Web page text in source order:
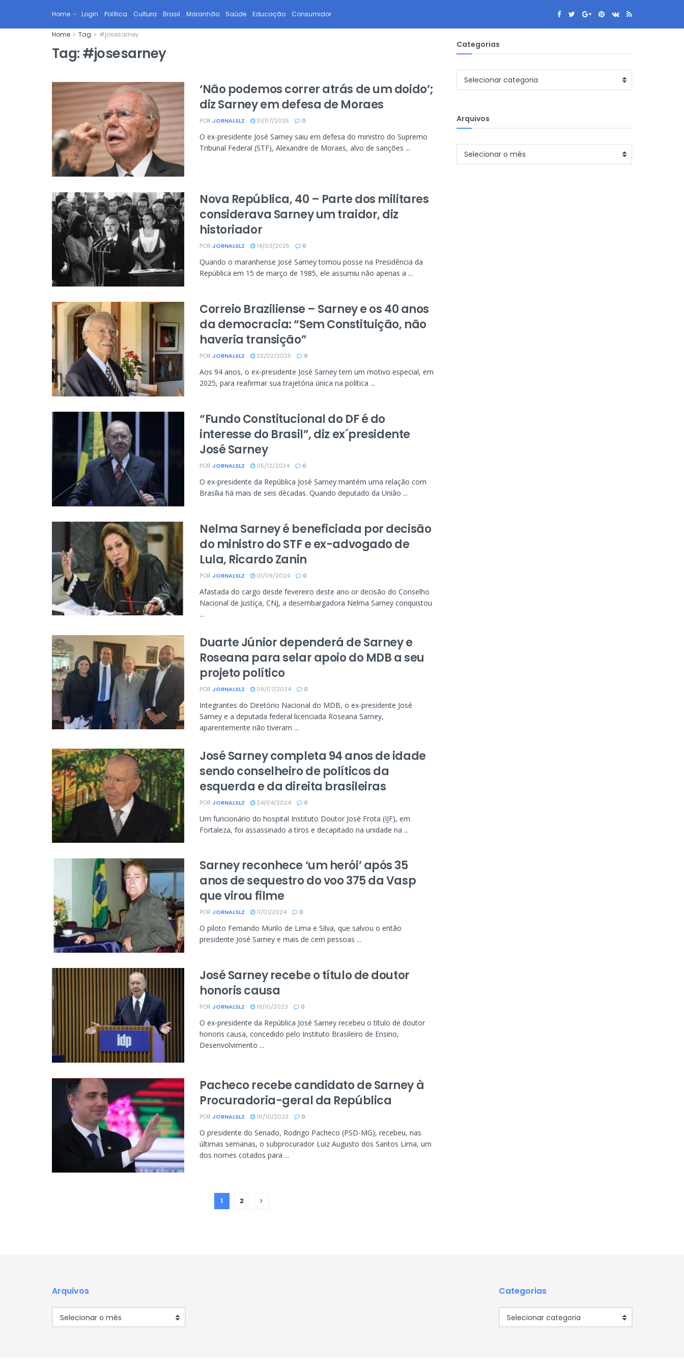
Home Login Política Cultura Brasil Maranhão Saúde Educação Consumidor
Home Tag #josesarney
Tag:#josesarney
‘Não podemos correr atrás de um doido’;
diz Sarney em defesa de Moraes
POR JORNALSLZ 31/07/2025 0
O ex-presidente José Sarney saiu em defesa do ministro do Supremo
Tribunal Federal (STF), Alexandre de Moraes, alvo de sanções ...
Nova República, 40 – Parte dos militares
considerava Sarney um traidor, diz
historiador
POR JORNALSLZ 14/03/2025 0
Quando o maranhense José Sarney tomou posse na Presidência da
República em 15 de março de 1985, ele assumiu não apenas a ...
Correio Braziliense – Sarney e os 40 anos
da democracia: “Sem Constituição, não
haveria transição”
POR JORNALSLZ 23/02/2025 0
Aos 94 anos, o ex-presidente José Sarney tem um motivo especial, em
2025, para reafirmar sua trajetória única na política ...
“Fundo Constitucional do DF é do
interesse do Brasil”, diz ex´presidente
José Sarney
POR JORNALSLZ 05/12/2024 0
O ex-presidente da República José Sarney mantém uma relação com
Brasília há mais de seis décadas. Quando deputado da União ...
Nelma Sarney é beneficiada por decisão
do ministro do STF e ex-advogado de
Lula, Ricardo Zanin
POR JORNALSLZ 10/09/2024 0
Afastada do cargo desde fevereiro deste ano or decisão do Conselho
Nacional de Justiça, CNJ, a desembargadora Nelma Sarney conquistou
...
Duarte Júnior dependerá de Sarney e
Roseana para selar apoio do MDB a seu
projeto político
POR JORNALSLZ 09/07/2024 0
Integrantes do Diretório Nacional do MDB, o ex-presidente José
Sarney e a deputada federal licenciada Roseana Sarney,
aparentemente não tiveram ...
José Sarney completa 94 anos de idade
sendo conselheiro de políticos da
esquerda e da direita brasileiras
POR JORNALSLZ 24/04/2024 0
Um funcionário do hospital Instituto Doutor José Frota (IJF), em
Fortaleza, foi assassinado a tiros e decapitado na unidade na ...
Sarney reconhece ‘um herói’ após 35
anos de sequestro do voo 375 da Vasp
que virou filme
POR JORNALSLZ 11/01/2024 0
O piloto Fernando Murilo de Lima e Silva, que salvou o então
presidente José Sarney e mais de cem pessoas ...
José Sarney recebe o título de doutor
honoris causa
POR JORNALSLZ 19/10/2023 0
O ex-presidente da República José Sarney recebeu o título de doutor
honoris causa, concedido pelo Instituto Brasileiro de Ensino,
Desenvolvimento ...
Pacheco recebe candidato de Sarney à
Procuradoria-geral da República
POR JORNALSLZ 16/10/2023 0
O presidente do Senado, Rodrigo Pacheco (PSD-MG), recebeu, nas
últimas semanas, o subprocurador Luiz Augusto dos Santos Lima, um
dos nomes cotados para ...
1 2
Categorias
Categorias
Selecionar categoria
Arquivos
Arquivos
Selecionar o mês
Arquivos
Arquivos
Selecionar o mês
Categorias
Categorias
Selecionar categoria